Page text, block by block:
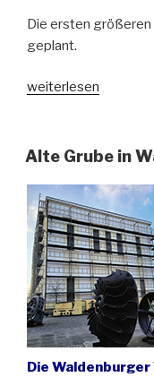
Die ersten
geplant.
„Waldenburg
sein
jähriges
Stadtjubiläum“
weiterlesen
Alte Grube in
Die